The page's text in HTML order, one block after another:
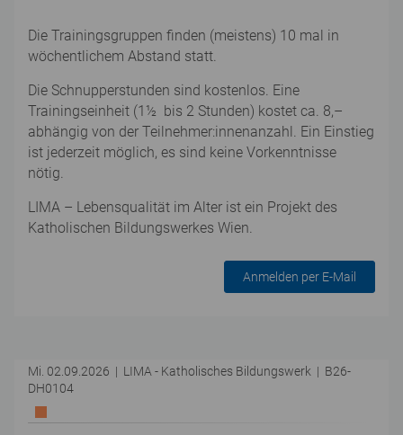
Die Trainingsgruppen finden (meistens) 10 mal in
wöchentlichem Abstand statt.
Die Schnupperstunden sind kostenlos. Eine
Trainingseinheit (1½ bis 2 Stunden) kostet ca. 8,–
abhängig von der Teilnehmer:innenanzahl. Ein Einstieg
ist jederzeit möglich, es sind keine Vorkenntnisse
nötig.
LIMA – Lebensqualität im Alter ist ein Projekt des
Katholischen Bildungswerkes Wien.
Anmelden per E-Mail
Mi. 02.09.2026 | LIMA - Katholisches Bildungswerk | B26-
DH0104